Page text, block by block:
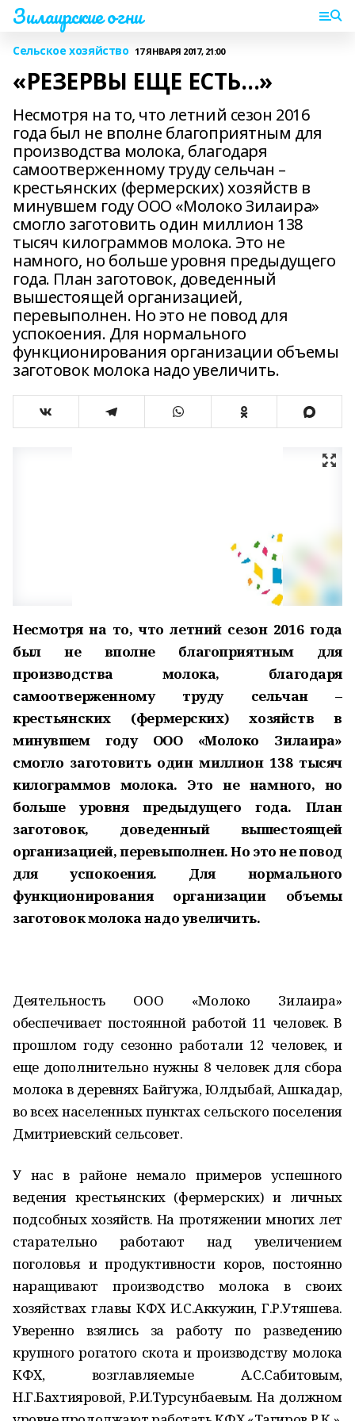
Зилаирские огни
Сельское хозяйство 17 ЯНВАРЯ 2017, 21:00
«РЕЗЕРВЫ ЕЩЕ ЕСТЬ…»
Несмотря на то, что летний сезон 2016
года был не вполне благоприятным для
производства молока, благодаря
самоотверженному труду сельчан –
крестьянских (фермерских) хозяйств в
минувшем году ООО «Молоко Зилаира»
смогло заготовить один миллион 138
тысяч килограммов молока. Это не
намного, но больше уровня предыдущего
года. План заготовок, доведенный
вышестоящей организацией,
перевыполнен. Но это не повод для
успокоения. Для нормального
функционирования организации объемы
заготовок молока надо увеличить.
Несмотря на то, что летний сезон 2016 года
был не вполне благоприятным для
производства молока, благодаря
самоотверженному труду сельчан –
крестьянских (фермерских) хозяйств в
минувшем году ООО «Молоко Зилаира»
смогло заготовить один миллион 138 тысяч
килограммов молока. Это не намного, но
больше уровня предыдущего года. План
заготовок, доведенный вышестоящей
организацией, перевыполнен. Но это не повод
для успокоения. Для нормального
функционирования организации объемы
заготовок молока надо увеличить.
Деятельность ООО «Молоко Зилаира»
обеспечивает постоянной работой 11 человек. В
прошлом году сезонно работали 12 человек, и
еще дополнительно нужны 8 человек для сбора
молока в деревнях Байгужа, Юлдыбай, Ашкадар,
во всех населенных пунктах сельского поселения
Дмитриевский сельсовет.
У нас в районе немало примеров успешного
ведения крестьянских (фермерских) и личных
подсобных хозяйств. На протяжении многих лет
старательно работают над увеличением
поголовья и продуктивности коров, постоянно
наращивают производство молока в своих
хозяйствах главы КФХ И.С.Аккужин, Г.Р.Утяшева.
Уверенно взялись за работу по разведению
крупного рогатого скота и производству молока
КФХ, возглавляемые А.С.Сабитовым,
Н.Г.Бахтияровой, Р.И.Турсунбаевым. На должном